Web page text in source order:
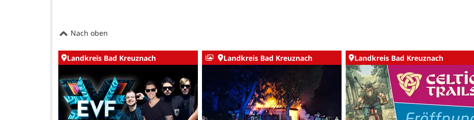
Nach oben
Landkreis Bad Kreuznach Landkreis Bad Kreuznach Landkreis Bad Kreuznach